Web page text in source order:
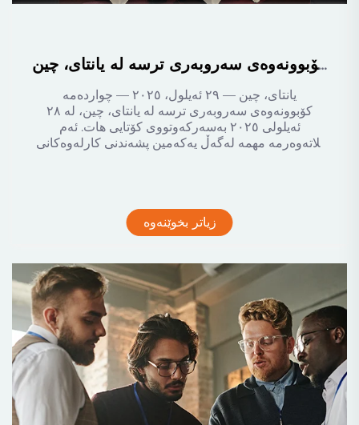
میرشاین یه‌وه‌زه‌ی بەسەرکەوتووی هاوتامی لە چوارده‌مه‌ كۆبوونه‌وه‌ی سه‌روبه‌ری ترسه‌ له‌ یانتای، چین
یانتای، چین — ٢٩ ئه‌يلول، ٢٠٢٥ — چوارده‌مه‌
كۆبوونه‌وه‌ی سه‌روبه‌ری ترسه‌ له‌ یانتای، چین، له‌ ٢٨
ئه‌يلولی ٢٠٢٥ به‌سەرکەوتووی کۆتایی هات. ئه‌م
پلاته‌وه‌رمه‌ مهمه‌ له‌گه‌ڵ یه‌كه‌مین پشه‌ندنی كارله‌وه‌كانی
زیاتر بخوێنەوە